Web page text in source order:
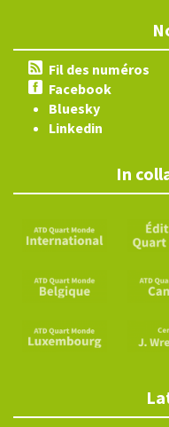
Fil des numéros
Facebook
Bluesky
Linkedin
In